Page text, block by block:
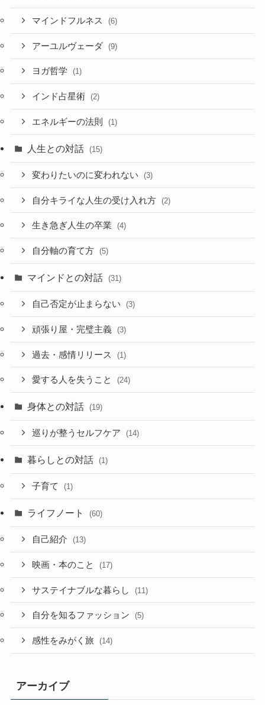
マインドフルネス (6)
アーユルヴェーダ (9)
ヨガ哲学 (1)
インド占星術 (2)
エネルギーの法則 (1)
人生との対話 (15)
変わりたいのに変われない (3)
自分キライな人生の受け入れ方 (2)
生き急ぎ人生の卒業 (4)
自分軸の育て方 (5)
マインドとの対話 (31)
自己否定が止まらない (3)
頑張り屋・完璧主義 (3)
過去・感情リリース (1)
愛する人を失うこと (24)
身体との対話 (19)
巡りが整うセルフケア (14)
暮らしとの対話 (1)
子育て (1)
ライフノート (60)
自己紹介 (13)
映画・本のこと (17)
サステイナブルな暮らし (11)
自分を知るファッション (5)
感性をみがく旅 (14)
アーカイブ